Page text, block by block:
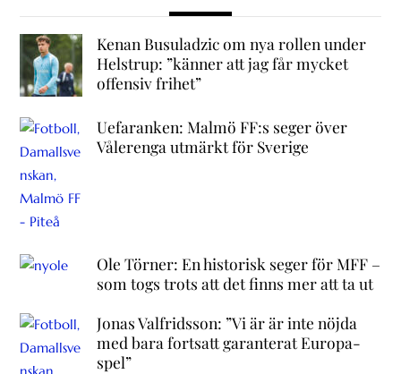
Kenan Busuladzic om nya rollen under
Helstrup: ”känner att jag får mycket
offensiv frihet”
Uefaranken: Malmö FF:s seger över
Vålerenga utmärkt för Sverige
Ole Törner: En historisk seger för MFF –
som togs trots att det finns mer att ta ut
Jonas Valfridsson: ”Vi är är inte nöjda
med bara fortsatt garanterat Europa-
spel”